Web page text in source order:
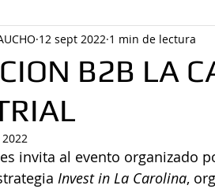
B2B LA
12 sept 2022 1 min de lectura
Invest in La Carolina,